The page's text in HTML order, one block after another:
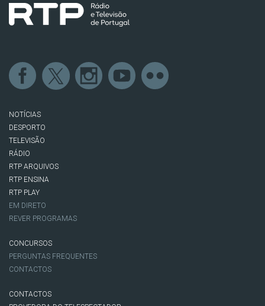
NOTÍCIAS
DESPORTO
TELEVISÃO
RÁDIO
RTP ARQUIVOS
RTP ENSINA
RTP PLAY
EM DIRETO
REVER PROGRAMAS
CONCURSOS
PERGUNTAS FREQUENTES
CONTACTOS
CONTACTOS